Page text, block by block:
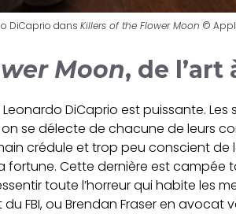
DiCaprio dans Killers of the Flower Moon ©
Moon, de l’art
Leonardo DiCaprio est puissante.
se délecte de chacune de leurs
crédule et trop peu conscient de
fortune. Cette dernière est campée
toute l’horreur qui habite les
FBI, ou Brendan Fraser en avocat